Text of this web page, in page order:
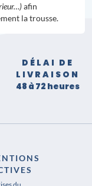
afin
la trousse.
DÉLAI DE
LIVRAISON
48 à 72 heures